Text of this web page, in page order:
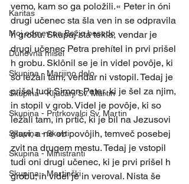
Karitas
Moj odmev na Božjo besedo
Duhovna misel
Skupina - Marijino delo
Skupina - Ključarji Sv. Martin
Skupina - Pritrkovalci Sv. Martin
Skupina - Skavti
Skupina - Ministranti
Skupina - Martinčki
vemo, kam so ga položili.« Peter in óni
drugi učenec sta šla ven in se odpravila
h grobu. Skupaj sta tekla, vendar je
drugi učenec Petra prehítel in prvi prišel
h grobu. Sklônil se je in videl povôje, ki
so ležali tam, vendar ni vstopil. Tedaj je
prišel tudi Simon Peter, ki je šel za njim,
in stopil v grob. Videl je povôje, ki so
ležali tam, in prtič, ki je bil na Jezusovi
glavi, a ne ob povôjih, temveč posebej
zvit na drugem mestu. Tedaj je vstopil
tudi oni drugi učenec, ki je prvi prišel h
grobu; in videl je in veroval. Nista še